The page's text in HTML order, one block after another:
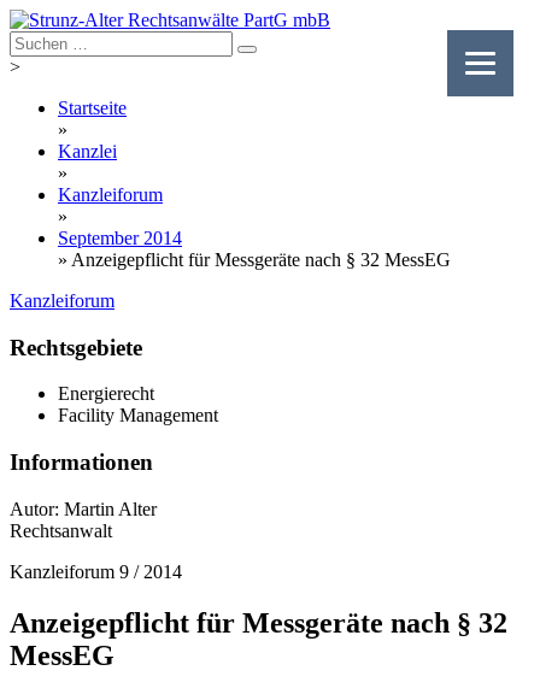
Skip
to
content
>
Startseite
»
Kanzlei
»
Kanzleiforum
»
September 2014
» Anzeigepflicht für Messgeräte nach § 32 MessEG
Kanzleiforum
Rechtsgebiete
Energierecht
Facility Management
Informationen
Autor: Martin Alter
Rechtsanwalt
Kanzleiforum 9 / 2014
Anzeigepflicht für Messgeräte nach § 32
MessEG